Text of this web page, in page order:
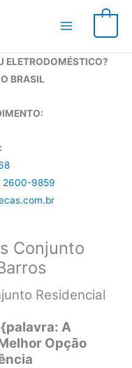
ELETRODOMÉSTICO?
BRASIL
2600-9859
Conjunto
Residencial
A
Opção